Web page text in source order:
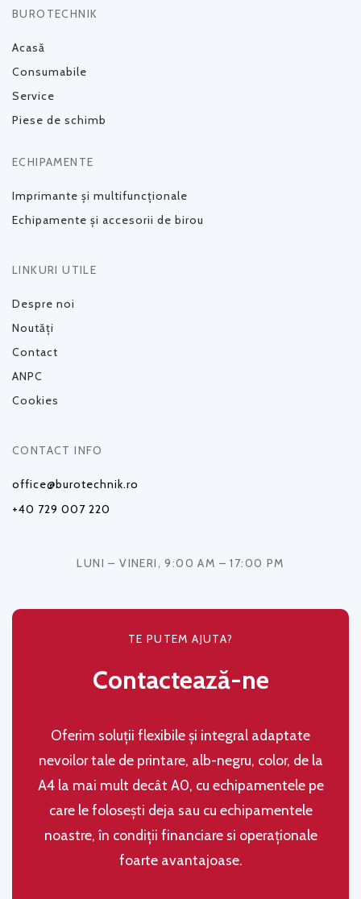
BUROTECHNIK
Acasă
Consumabile
Service
Piese de schimb
ECHIPAMENTE
Imprimante și multifuncționale
Echipamente și accesorii de birou
LINKURI UTILE
Despre noi
Noutăți
Contact
ANPC
Cookies
CONTACT INFO
office@burotechnik.ro
+40 729 007 220
LUNI – VINERI, 9:00 AM – 17:00 PM
TE PUTEM AJUTA?
Contactează-ne
Oferim soluţii flexibile şi integral adaptate
nevoilor tale de printare, alb-negru, color, de la
A4 la mai mult decât A0, cu echipamentele pe
care le folosești deja sau cu echipamentele
noastre, în condiţii financiare si operaţionale
foarte avantajoase.